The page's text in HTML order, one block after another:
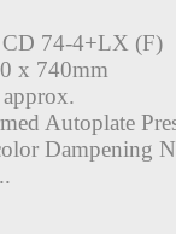
CD 74-4+LX (F)
x 740mm
Autoplate
Dampening